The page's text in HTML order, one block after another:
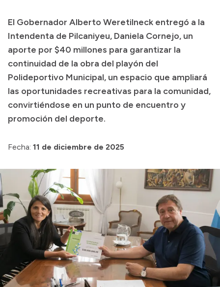
Geografía
Invertí en Río Negro
Transparencia
Compras y licitaciones
Consulta de pago a proveedores
Convocatorias
Intranet
Login
El Gobernador Alberto Weretilneck entregó a la
Intendenta de Pilcaniyeu, Daniela Cornejo, un
aporte por $40 millones para garantizar la
continuidad de la obra del playón del
Polideportivo Municipal, un espacio que ampliará
las oportunidades recreativas para la comunidad,
convirtiéndose en un punto de encuentro y
promoción del deporte.
Fecha: 11 de diciembre de 2025